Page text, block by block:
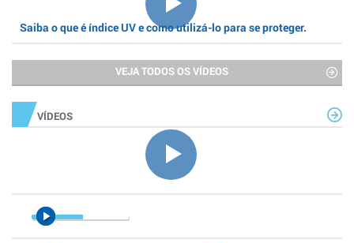
Saiba o que é índice UV e como utilizá-lo para se proteger.
VEJA TODOS OS VÍDEOS
VÍDEOS